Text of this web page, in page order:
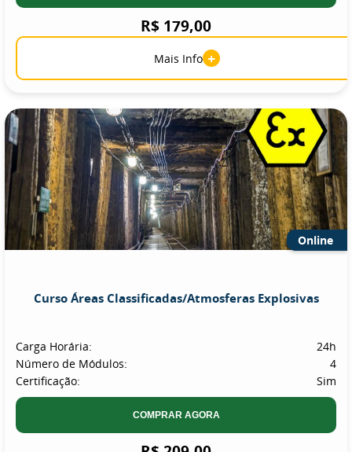
R$ 179,00
Mais Info +
Online
Curso Áreas Classificadas/Atmosferas Explosivas
Carga Horária:
24h
Número de Módulos:
4
Certificação:
Sim
COMPRAR AGORA